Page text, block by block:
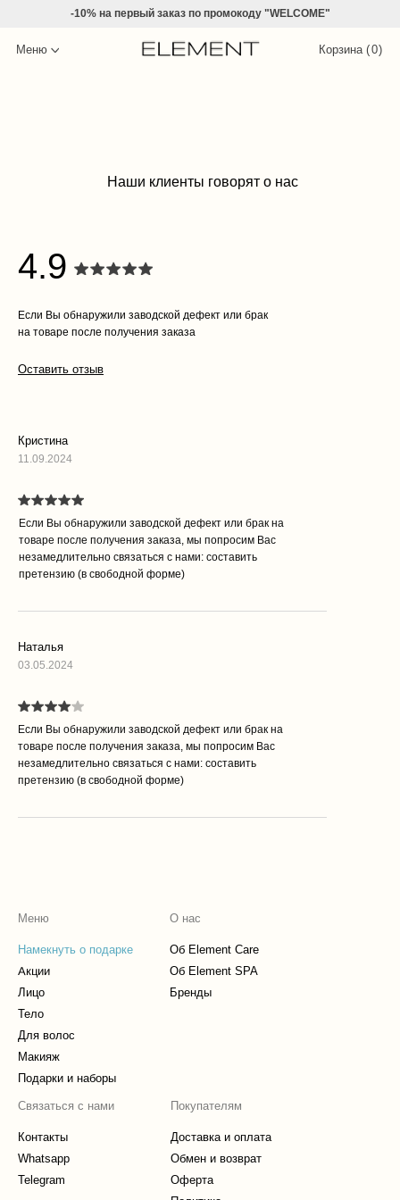
-10% напервый заказ по промокоду "WELCOME"
Корзина (0)
Меню
Наши клиенты говорят о нас
4.9
Если Вы обнаружили заводской дефект или брак
на товаре после получения заказа
Оставить отзыв
Кристина
11.09.2024
Если Вы обнаружили заводской дефект или брак на
товаре после получения заказа, мы попросим Вас
незамедлительно связаться с нами: составить
претензию (в свободной форме)
Наталья
03.05.2024
Если Вы обнаружили заводской дефект или брак на
товаре после получения заказа, мы попросим Вас
незамедлительно связаться с нами: составить
претензию (в свободной форме)
Меню
Акции
Лицо
Тело
Для волос
Макияж
Подарки и наборы
О нас
Об Element Care
Бренды
Об Element SPA
Покупателям
Доставка и оплата
Обмен и возврат
Оферта
Связаться с нами
Контакты
Whatsapp
Telegram
Намекнуть о подарке